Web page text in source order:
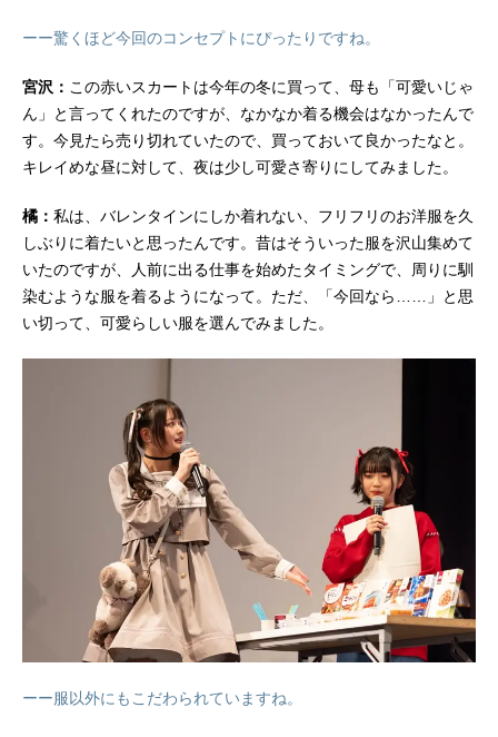
ーー驚くほど今回のコンセプトにぴったりですね。
宮沢： この赤いスカートは今年の冬に買って、母も「可愛いじゃ
ん」と言ってくれたのですが、なかなか着る機会はなかったんで
す。今見たら売り切れていたので、買っておいて良かったなと。
キレイめな昼に対して、夜は少し可愛さ寄りにしてみました。
橘： 私は、バレンタインにしか着れない、フリフリのお洋服を久
しぶりに着たいと思ったんです。昔はそういった服を沢山集めて
いたのですが、人前に出る仕事を始めたタイミングで、周りに馴
染むような服を着るようになって。ただ、「今回なら……」と思
い切って、可愛らしい服を選んでみました。
ーー服以外にもこだわられていますね。